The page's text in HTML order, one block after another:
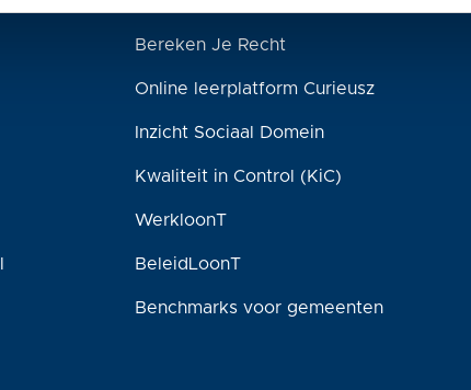
Bereken Je Recht
Online leerplatform Curieusz
Inzicht Sociaal Domein
Kwaliteit in Control (KiC)
WerkloonT
BeleidLoonT
Benchmarks voor gemeenten